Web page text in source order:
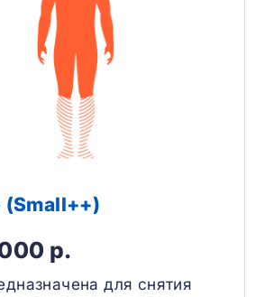
(Small++)
р.
для снятия